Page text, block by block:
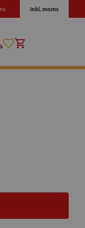
Inkl. moms